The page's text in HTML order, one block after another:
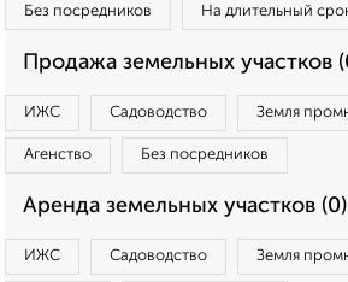
Без посредников На длительный
Продажа земельных участков
ИЖС Садоводство Земля
Агенство Без посредников
Аренда земельных участков (0)
ИЖС Садоводство Земля